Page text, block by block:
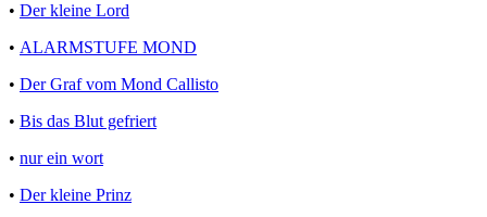
• Der kleine Lord
• ALARMSTUFE MOND
• Der Graf vom Mond Callisto
• Bis das Blut gefriert
• nur ein wort
• Der kleine Prinz